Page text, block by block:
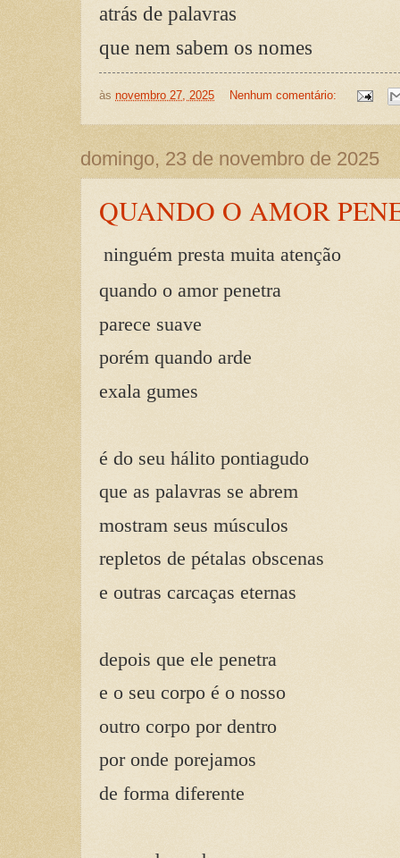
atrás de palavras
que nem sabem os nomes
às novembro 27, 2025 Nenhum comentário:
domingo, 23 de novembro de 2025
QUANDO O AMOR
ninguém presta muita atenção
quando o amor penetra
parece suave
porém quando arde
exala gumes
é do seu hálito pontiagudo
que as palavras se abrem
mostram seus músculos
repletos de pétalas obscenas
e outras carcaças eternas
depois que ele penetra
e o seu corpo é o nosso
outro corpo por dentro
por onde porejamos
de forma diferente